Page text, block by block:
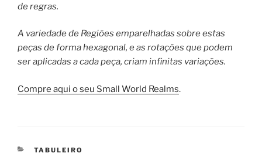
de regras.
A variedade de Regiões emparelhadas sobre estas
peças de forma hexagonal, e as rotações que podem
ser aplicadas a cada peça, criam infinitas variações.
Compre aqui o seu Small World Realms.
CATEGORIAS
TABULEIRO